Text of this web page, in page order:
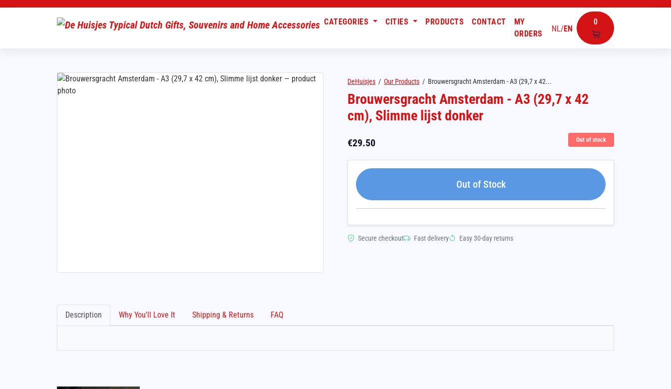
NL/EN
0
CATEGORIES CITIES PRODUCTS CONTACT
MY
ORDERS
DeHuisjes / Our Products / Brouwersgracht Amsterdam - A3 (29,7 x 42...
Brouwersgracht Amsterdam - A3 (29,7 x 42
cm), Slimme lijst donker
€29.50 Out of stock
Out of Stock
Secure checkout Fast delivery Easy 30-day returns
Description Why You'll Love It Shipping & Returns FAQ